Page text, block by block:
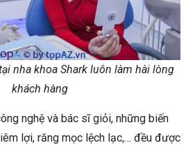
nha khoa Shark luôn làm hài lòng
khách hàng
nghệ và bác sĩ giỏi, những biến
lợi, răng mọc lệch lạc,… đều được